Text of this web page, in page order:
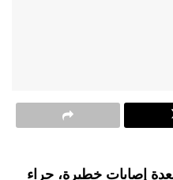
إصابات خطيرة، جراء